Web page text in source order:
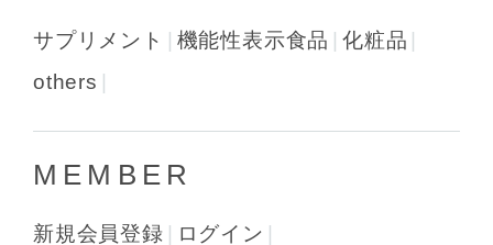
サプリメント 機能性表示食品
化粧品
others
MEMBER
新規会員登録 ログイン